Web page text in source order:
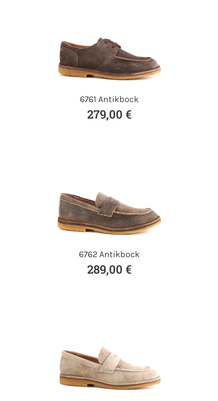
6761 Antikbock
279,00 €
6762 Antikbock
289,00 €